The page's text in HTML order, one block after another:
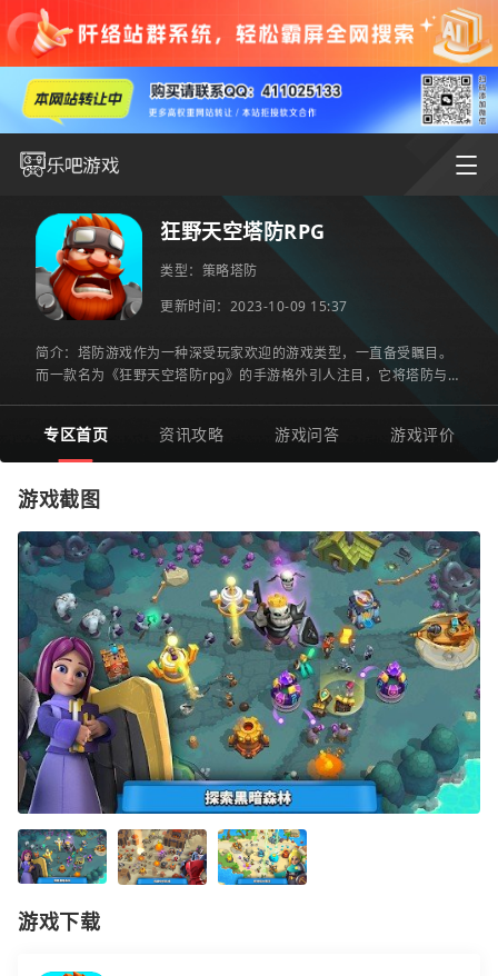
狂野天空塔防RPG
类型： 策略塔防
更新时间：2023-10-09 15:37
简介：塔防游戏作为一种深受玩家欢迎的游戏类型，一直备受瞩目。
而一款名为《狂野天空塔防rpg》的手游格外引人注目，它将塔防与
专区首页 资讯攻略 游戏问答 游戏评价
游戏截图
游戏下载